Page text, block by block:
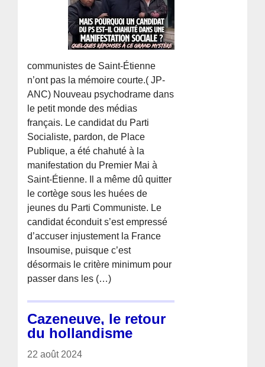
communistes de Saint-Étienne
n’ont pas la mémoire courte.( JP-
ANC) Nouveau psychodrame dans
le petit monde des médias
français. Le candidat du Parti
Socialiste, pardon, de Place
Publique, a été chahuté à la
manifestation du Premier Mai à
Saint-Étienne. Il a même dû quitter
le cortège sous les huées de
jeunes du Parti Communiste. Le
candidat éconduit s’est empressé
d’accuser injustement la France
Insoumise, puisque c’est
désormais le critère minimum pour
passer dans les (…)
Cazeneuve, le retour
du hollandisme
22 août 2024